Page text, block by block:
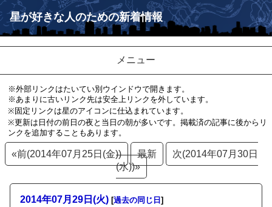
星が好きな人のための新着情報
メニュー
※外部リンクはたいてい別ウインドウで開きます。
※あまりに古いリンク先は安全上リンクを外しています。
※固定リンクは星のアイコンに仕込まれています。
※更新は日付の前日の夜と当日の朝が多いです。掲載済の記事に後からリ
ンクを追加することもあります。
«前(2014年07月25日(金)) 最新
次(2014年07月30日
(水))»
2014年07月29日(火) [過去の同じ日 ]